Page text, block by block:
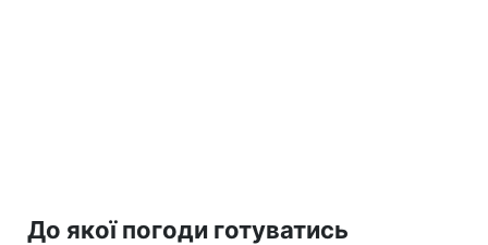
До якої погоди готуватись